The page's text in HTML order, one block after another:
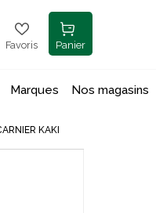
Favoris Panier
Marques Nos magasins
KAKI